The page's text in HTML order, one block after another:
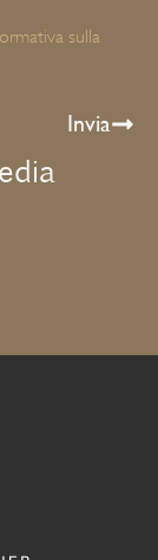
sulla
Invia